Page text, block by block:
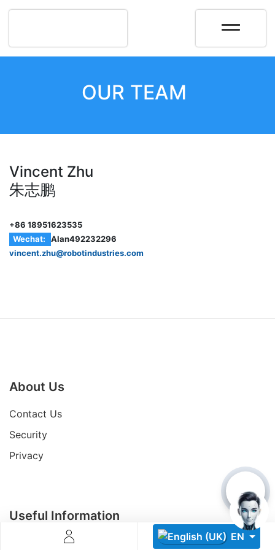
EN
OUR TEAM
Vincent Zhu
朱志鹏
+86 18951623535
Wechat:
Alan492232296
vincent.zhu@robotindustries.com
About Us
Contact Us
Security
Privacy
Useful Information
Be a Partner
Monitorizare în timp real și analiză date
Conectează roboți, software și servicii într-o singură
soluție
Scalabil de la 1 robot la zeci de unități